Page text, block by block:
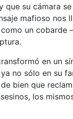
que su cámara
mafioso nos
un cobarde
en un
no sólo en su
bien que
los